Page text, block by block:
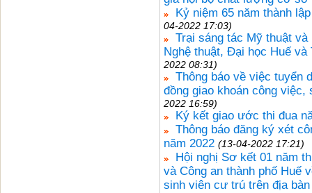
Kỷ niệm 65 năm thành
04-2022 17:03)
Trại sáng tác Mỹ thuật
Nghệ thuật, Đại học Huế
2022 08:31)
Thông báo về việc tuyển
đồng giao khoán công việc,
2022 16:59)
Ký kết giao ước thi đua
Thông báo đăng ký xét
năm 2022 (13-04-2022 17:21)
Hội nghị Sơ kết 01 năm
và Công an thành phố Huế
sinh viên cư trú trên địa bàn